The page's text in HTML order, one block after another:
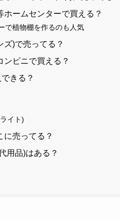
ームセンターで買える？
で植物棚を作るのも人気
)で売ってる？
ビニで買える？
きる？
イト)
に売ってる？
用品)はある？